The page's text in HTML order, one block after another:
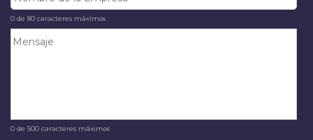
0 de 80 caracteres máximos
0 de 500 caracteres máximos